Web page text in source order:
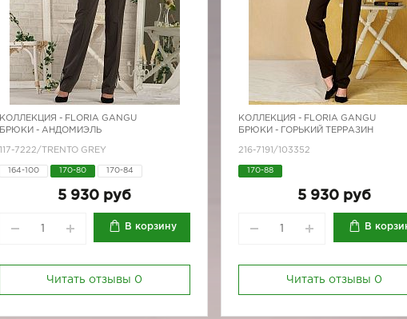
КОЛЛЕКЦИЯ - FLORIA GANGU
БРЮКИ - АНДОМИЭЛЬ
117-7222/TRENTO GREY
164-100 170-80 170-84
5 930 руб
В корзину
Читать отзывы 0
КОЛЛЕКЦИЯ - FLORIA GANGU
БРЮКИ - ГОРЬКИЙ ТЕРРАЗИН
216-7191/103352
170-88
5 930 руб
В
Читать отзывы 0